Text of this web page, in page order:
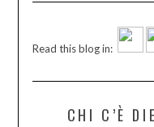
Read this blog in:
CHI C’È